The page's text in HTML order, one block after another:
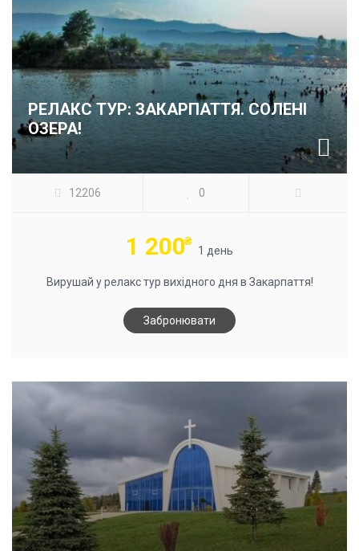
РЕЛАКС ТУР: ЗАКАРПАТТЯ. СОЛЕНІ
ОЗЕРА!
12206 0
1 200₴
1 день
Вирушай у релакс тур вихідного дня в Закарпаття!
Забронювати